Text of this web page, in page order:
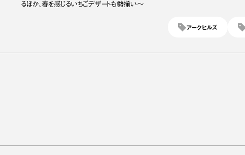
るほか、春を感じるいちごデザートも勢揃い～
アークヒルズ